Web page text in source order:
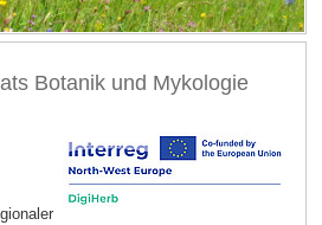
Botanik und Mykologie